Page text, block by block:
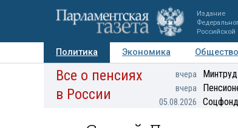
Издание
Российской
Политика Экономика Общество
Авторы Персоны Мнения
Все о пенсиях
в России
вчера
вчера
05.08.2026